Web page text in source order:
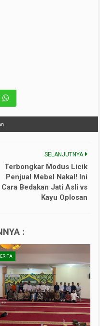
SELANJUTNYA
Terbongkar Modus Licik
Penjual Mebel Nakal! Ini
Cara Bedakan Jati Asli vs
Kayu Oplosan
: